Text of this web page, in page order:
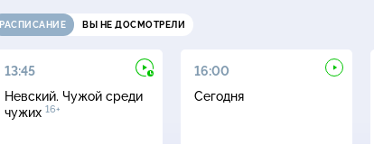
РАСПИСАНИЕ ВЫ НЕ ДОСМОТРЕЛИ
13:45
Невский. Чужой среди
чужих 16+
16:00
Сегодня